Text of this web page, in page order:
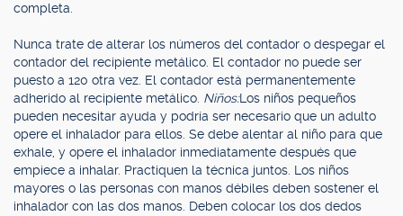
completa.
Nunca trate de alterar los números del contador o despegar el
contador del recipiente metálico. El contador no puede ser
puesto a 120 otra vez. El contador está permanentemente
adherido al recipiente metálico. Niños:Los niños pequeños
pueden necesitar ayuda y podría ser necesario que un adulto
opere el inhalador para ellos. Se debe alentar al niño para que
exhale, y opere el inhalador inmediatamente después que
empiece a inhalar. Practiquen la técnica juntos. Los niños
mayores o las personas con manos débiles deben sostener el
inhalador con las dos manos. Deben colocar los dos dedos